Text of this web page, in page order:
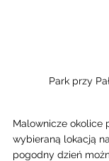
Park przy
Malownicze okolice
wybieraną lokacją
pogodny dzień